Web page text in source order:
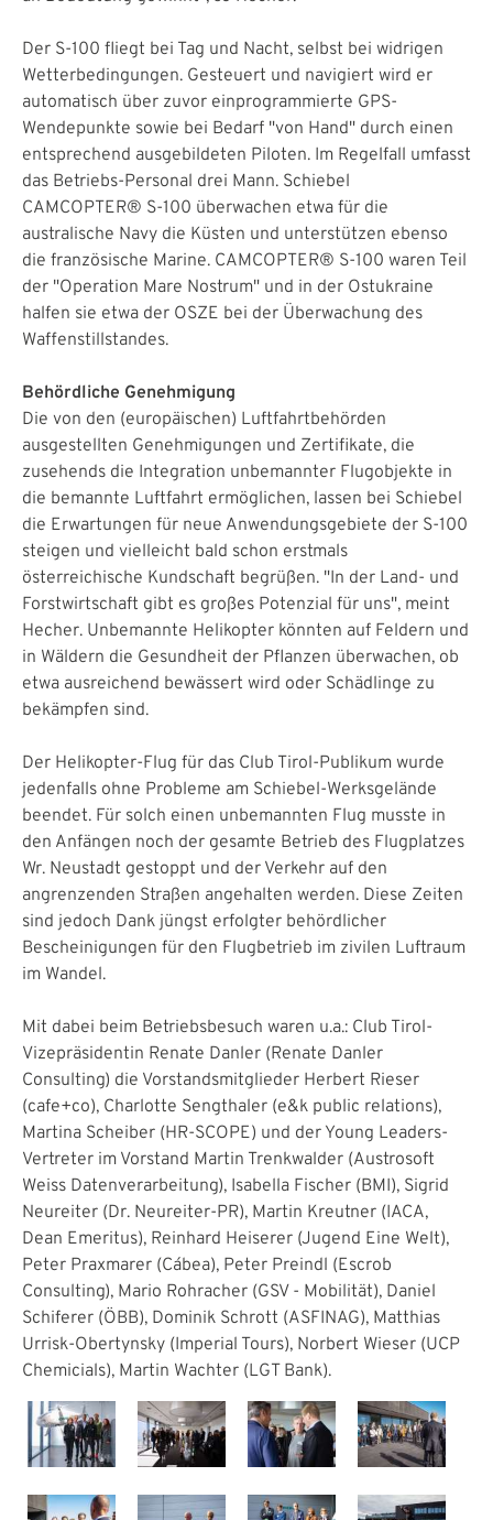
Der S-100 fliegt bei Tag und Nacht, selbst bei widrigen
Wetterbedingungen. Gesteuert und navigiert wird er
automatisch über zuvor einprogrammierte GPS-
Wendepunkte sowie bei Bedarf "von Hand" durch einen
entsprechend ausgebildeten Piloten. Im Regelfall umfasst
das Betriebs-Personal drei Mann. Schiebel
CAMCOPTER® S-100 überwachen etwa für die
australische Navy die Küsten und unterstützen ebenso
die französische Marine. CAMCOPTER® S-100 waren Teil
der "Operation Mare Nostrum" und in der Ostukraine
halfen sie etwa der OSZE bei der Überwachung des
Waffenstillstandes.
Behördliche Genehmigung
Die von den (europäischen) Luftfahrtbehörden
ausgestellten Genehmigungen und Zertifikate, die
zusehends die Integration unbemannter Flugobjekte in
die bemannte Luftfahrt ermöglichen, lassen bei Schiebel
die Erwartungen für neue Anwendungsgebiete der S-100
steigen und vielleicht bald schon erstmals
österreichische Kundschaft begrüßen. "In der Land- und
Forstwirtschaft gibt es großes Potenzial für uns", meint
Hecher. Unbemannte Helikopter könnten auf Feldern und
in Wäldern die Gesundheit der Pflanzen überwachen, ob
etwa ausreichend bewässert wird oder Schädlinge zu
bekämpfen sind.
Der Helikopter-Flug für das Club Tirol-Publikum wurde
jedenfalls ohne Probleme am Schiebel-Werksgelände
beendet. Für solch einen unbemannten Flug musste in
den Anfängen noch der gesamte Betrieb des Flugplatzes
Wr. Neustadt gestoppt und der Verkehr auf den
angrenzenden Straßen angehalten werden. Diese Zeiten
sind jedoch Dank jüngst erfolgter behördlicher
Bescheinigungen für den Flugbetrieb im zivilen Luftraum
im Wandel.
Mit dabei beim Betriebsbesuch waren u.a.: Club Tirol-
Vizepräsidentin Renate Danler (Renate Danler
Consulting) die Vorstandsmitglieder Herbert Rieser
(cafe+co), Charlotte Sengthaler (e&k public relations),
Martina Scheiber (HR-SCOPE) und der Young Leaders-
Vertreter im Vorstand Martin Trenkwalder (Austrosoft
Weiss Datenverarbeitung), Isabella Fischer (BMI), Sigrid
Neureiter (Dr. Neureiter-PR), Martin Kreutner (IACA,
Dean Emeritus), Reinhard Heiserer (Jugend Eine Welt),
Peter Praxmarer (Ca´bea), Peter Preindl (Escrob
Consulting), Mario Rohracher (GSV - Mobilität), Daniel
Schiferer (ÖBB), Dominik Schrott (ASFINAG), Matthias
Urrisk-Obertynsky (Imperial Tours), Norbert Wieser (UCP
Chemicials), Martin Wachter (LGT Bank).